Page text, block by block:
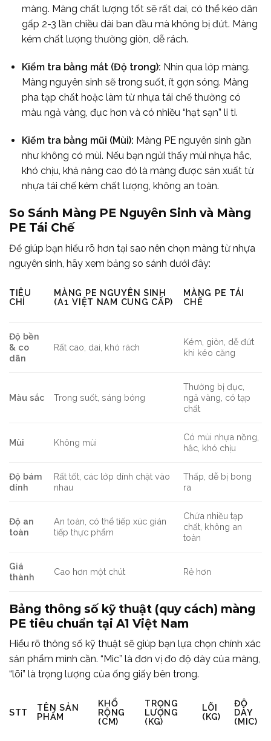
màng. Màng chất lượng tốt sẽ rất dai, có thể kéo dãn
gấp 2-3 lần chiều dài ban đầu mà không bị đứt. Màng
kém chất lượng thường giòn, dễ rách.
Kiểm tra bằng mắt (Độ trong): Nhìn qua lớp màng.
Màng nguyên sinh sẽ trong suốt, ít gợn sóng. Màng
pha tạp chất hoặc làm từ nhựa tái chế thường có
màu ngả vàng, đục hơn và có nhiều “hạt sạn” li ti.
Kiểm tra bằng mũi (Mùi): Màng PE nguyên sinh gần
như không có mùi. Nếu bạn ngửi thấy mùi nhựa hắc,
khó chịu, khả năng cao đó là màng được sản xuất từ
nhựa tái chế kém chất lượng, không an toàn.
So Sánh Màng PE Nguyên Sinh và Màng
PE Tái Chế
Để giúp bạn hiểu rõ hơn tại sao nên chọn màng từ nhựa
nguyên sinh, hãy xem bảng so sánh dưới đây:
TIÊU
CHÍ
MÀNG PE NGUYÊN SINH
(A1 VIỆT NAM CUNG CẤP)
MÀNG PE TÁI
CHẾ
Độ bền
& co
dãn
Rất cao, dai, khó rách
Kém, giòn, dễ đứt
khi kéo căng
Màu sắc Trong suốt, sáng bóng
Thường bị đục,
ngả vàng, có tạp
chất
Mùi Không mùi
Có mùi nhựa nồng,
hắc, khó chịu
Độ bám
dính
Rất tốt, các lớp dính chặt vào
nhau
Thấp, dễ bị bong
ra
Độ an
toàn
An toàn, có thể tiếp xúc gián
tiếp thực phẩm
Chứa nhiều tạp
chất, không an
toàn
Giá
thành
Cao hơn một chút Rẻ hơn
Bảng thông số kỹ thuật (quy cách) màng
PE tiêu chuẩn tại A1 Việt Nam
Hiểu rõ thông số kỹ thuật sẽ giúp bạn lựa chọn chính xác
sản phẩm mình cần. “Mic” là đơn vị đo độ dày của màng,
“lõi” là trọng lượng của ống giấy bên trong.
STT
TÊN SẢN
PHẨM
KHỔ
RỘNG
(CM)
TRỌNG
LƯỢNG
(KG)
LÕI
(KG)
ĐỘ
DÀY
(MIC)